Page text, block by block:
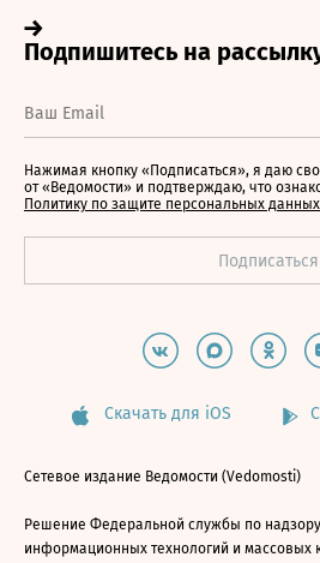
Нажимая кнопку «Подписаться», я даю
от «Ведомости» и подтверждаю, что
Политику по защите персональных данных
Скачать для iOS
Сетевое издание Ведомости (Vedomosti)
Решение Федеральной службы по
информационных технологий и массовых